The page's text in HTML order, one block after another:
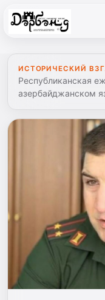
ИСТОРИЧЕСКИЙ
Республиканская
азербайджанском